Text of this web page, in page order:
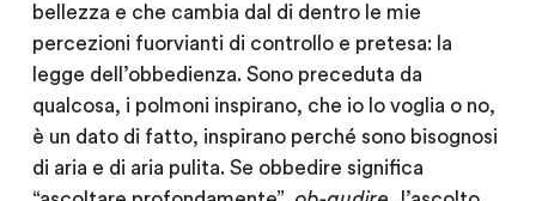
bellezza e che cambia dal di dentro le mie
percezioni fuorvianti di controllo e pretesa: la
legge dell’obbedienza. Sono preceduta da
qualcosa, i polmoni inspirano, che io lo voglia o no,
è un dato di fatto, inspirano perché sono bisognosi
di aria e di aria pulita. Se obbedire significa